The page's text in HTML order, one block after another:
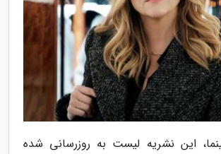
این نشریه لیست به روزرسانی شده